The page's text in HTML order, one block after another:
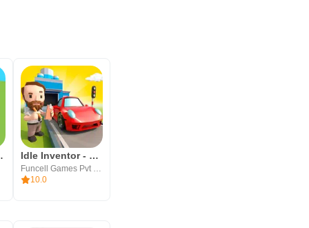
Idle Inventor - Car Simulation
Funcell Games Pvt Ltd
10.0